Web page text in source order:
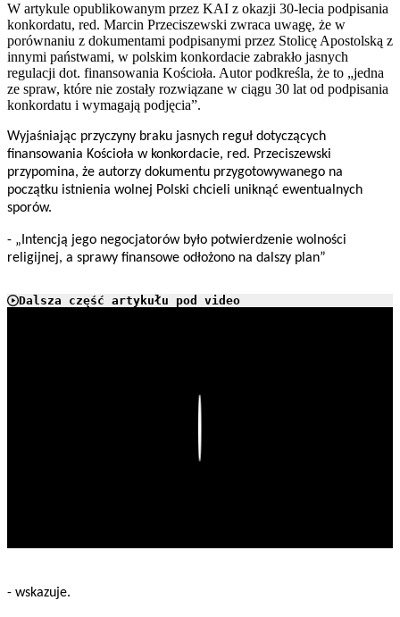
W artykule opublikowanym przez KAI z okazji 30-lecia podpisania
konkordatu, red. Marcin Przeciszewski zwraca uwagę, że w
porównaniu z dokumentami podpisanymi przez Stolicę Apostolską z
innymi państwami, w polskim konkordacie zabrakło jasnych
regulacji dot. finansowania Kościoła. Autor podkreśla, że to „jedna
ze spraw, które nie zostały rozwiązane w ciągu 30 lat od podpisania
konkordatu i wymagają podjęcia”.
Wyjaśniając przyczyny braku jasnych reguł dotyczących
finansowania Kościoła w konkordacie, red. Przeciszewski
przypomina, że autorzy dokumentu przygotowywanego na
początku istnienia wolnej Polski chcieli uniknąć ewentualnych
sporów.
- „Intencją jego negocjatorów było potwierdzenie wolności
religijnej, a sprawy finansowe odłożono na dalszy plan”
Dalsza część artykułu pod video
- wskazuje.